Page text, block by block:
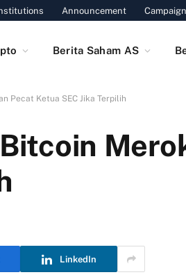
Announcement Campaign
Berita Saham AS
Pecat Ketua SEC Jika Terpilih
LinkedIn